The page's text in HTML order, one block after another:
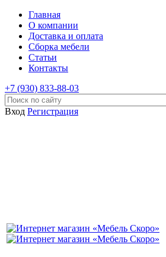
Главная
О компании
Доставка и оплата
Сборка мебели
Статьи
Контакты
+7 (930) 833-88-03
Вход Регистрация